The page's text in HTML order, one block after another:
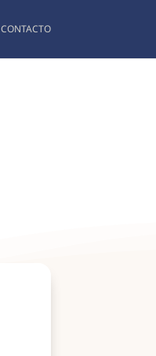
CONTACTO